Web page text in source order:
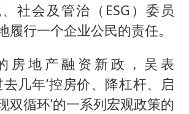
社会及管治（ESG）委员
履行一个企业公民的责任。
房地产融资新政，吴表
几年‘控房价、降杠杆、启
双循环’的一系列宏观政策的